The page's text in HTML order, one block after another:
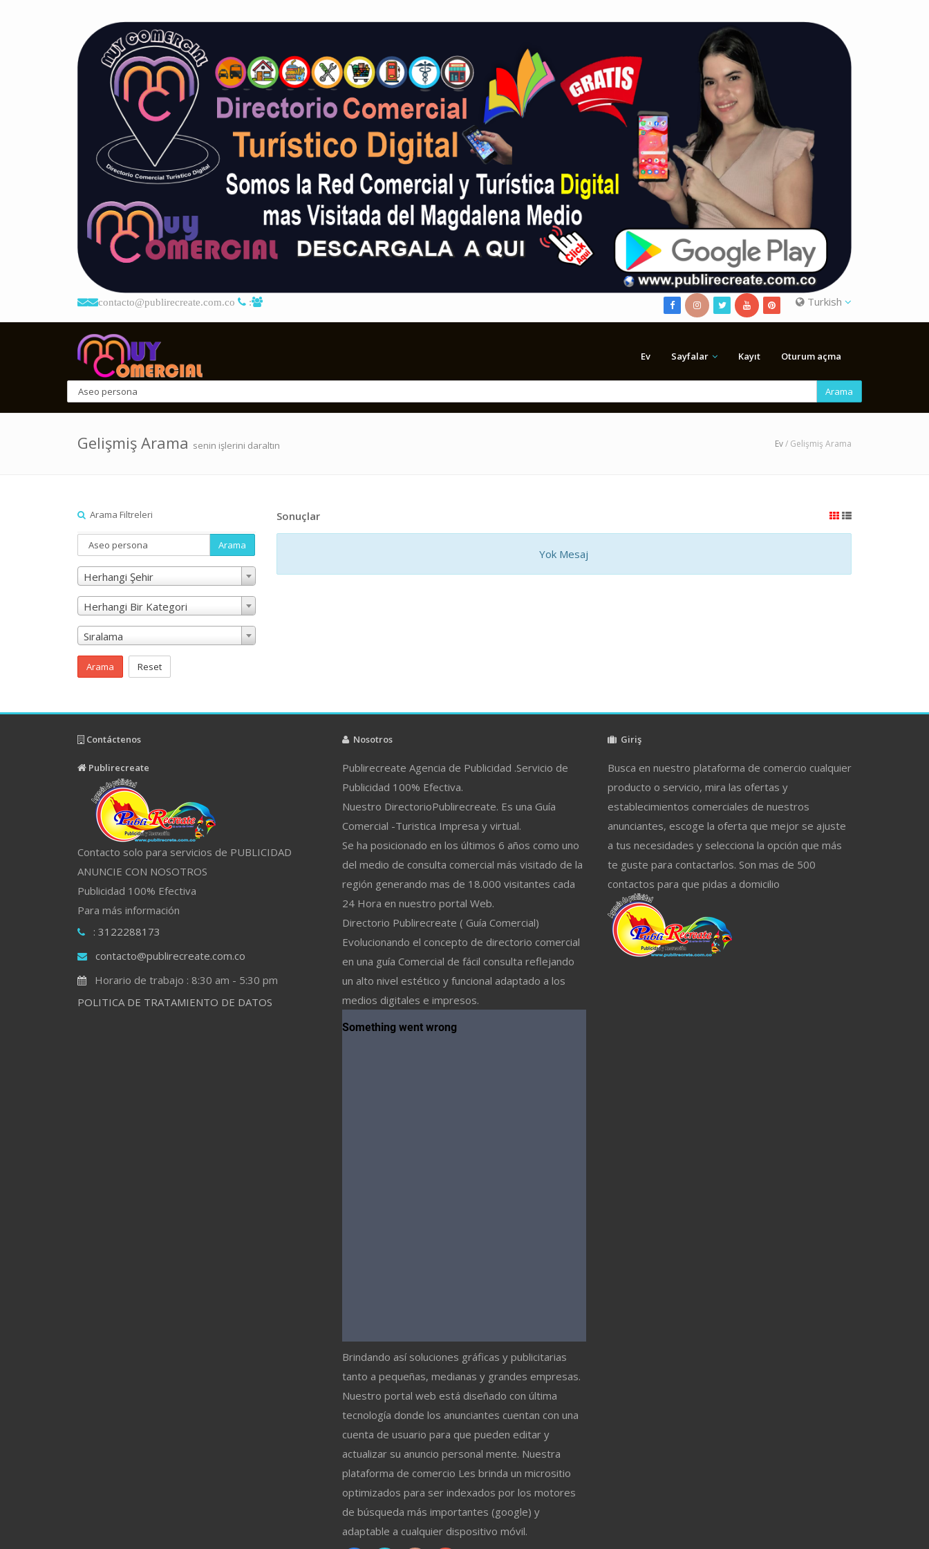
contacto@publirecreate.com.co : Turkish
Ev Sayfalar Kayıt Oturum açma
Arama
Gelişmiş Arama senin işlerini daraltın Ev/ Gelişmiş Arama
Arama Filtreleri
Arama
Herhangi Şehir
Herhangi Bir Kategori
Sıralama
Arama Reset
Sonuçlar
Yok Mesaj
Contáctenos
Publirecreate
Contacto solo para servicios de PUBLICIDAD
ANUNCIE CON NOSOTROS
Publicidad 100% Efectiva
Para más información
: 3122288173
contacto@publirecreate.com.co
Horario de trabajo : 8:30 am - 5:30 pm
POLITICA DE TRATAMIENTO DE DATOS
Nosotros
Publirecreate Agencia de Publicidad .Servicio de
Publicidad 100% Efectiva.
Nuestro DirectorioPublirecreate. Es una Guía
Comercial -Turistica Impresa y virtual.
Se ha posicionado en los últimos 6 años como uno
del medio de consulta comercial más visitado de la
región generando mas de 18.000 visitantes cada
24 Hora en nuestro portal Web.
Directorio Publirecreate ( Guía Comercial)
Evolucionando el concepto de directorio comercial
en una guía Comercial de fácil consulta reflejando
un alto nivel estético y funcional adaptado a los
medios digitales e impresos.
Brindando así soluciones gráficas y publicitarias
tanto a pequeñas, medianas y grandes empresas.
Nuestro portal web está diseñado con última
tecnología donde los anunciantes cuentan con una
cuenta de usuario para que pueden editar y
actualizar su anuncio personal mente. Nuestra
plataforma de comercio Les brinda un micrositio
optimizados para ser indexados por los motores
de búsqueda más importantes (google) y
adaptable a cualquier dispositivo móvil.
Giriş
Busca en nuestro plataforma de comercio cualquier
producto o servicio, mira las ofertas y
establecimientos comerciales de nuestros
anunciantes, escoge la oferta que mejor se ajuste
a tus necesidades y selecciona la opción que más
te guste para contactarlos. Son mas de 500
contactos para que pidas a domicilio